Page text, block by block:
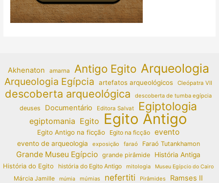
Akhenaton amarna Antigo Egito Arqueologia
Arqueologia Egípcia artefatos arqueológicos Cleópatra VII
descoberta arqueológica descoberta de tumba egípcia
deuses Documentário Editora Salvat Egiptologia
egiptomania Egito Egito Antigo
Egito Antigo na ficção Egito na ficção evento
evento de arqueologia exposição faraó Faraó Tutankhamon
Grande Museu Egípcio grande pirâmide
História Antiga
História do Egito
história do Egito Antigo mitologia Museu Egípcio do Cairo
Márcia Jamille múmia múmias nefertiti Pirâmides Ramses II